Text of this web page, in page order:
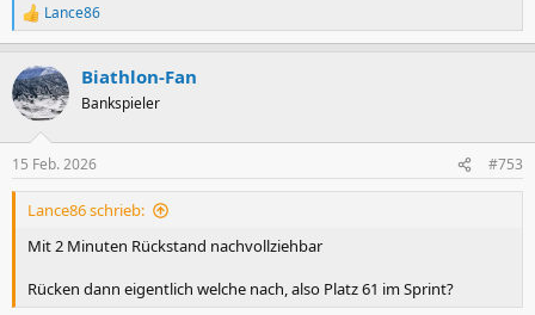
R
e
k
t
i
e
n
Lance86
Biathlon-Fan
Bankspieler
15 Feb. 2026 #753
Lance86 schrieb:
Mit 2 Minuten Rückstand nachvollziehbar
Rücken dann eigentlich welche nach, also Platz 61 im Sprint?